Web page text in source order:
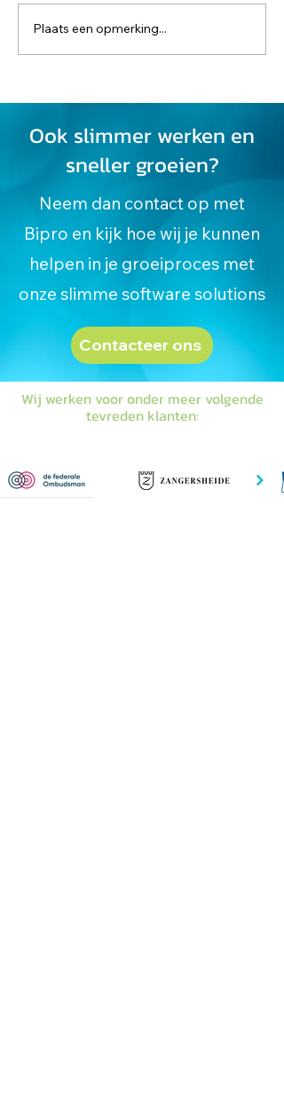
Via welke kanalen kan ik
een document invoeren en
Demat?
Plaats een opmerking...
Ook slimmer werken en
sneller groeien?
Neem dan contact op met
Bipro en kijk hoe wij je kunnen
helpen in je groeiproces met
onze slimme software solutions
Contacteer ons
Wij werken voor onder meer volgende
tevreden klanten: